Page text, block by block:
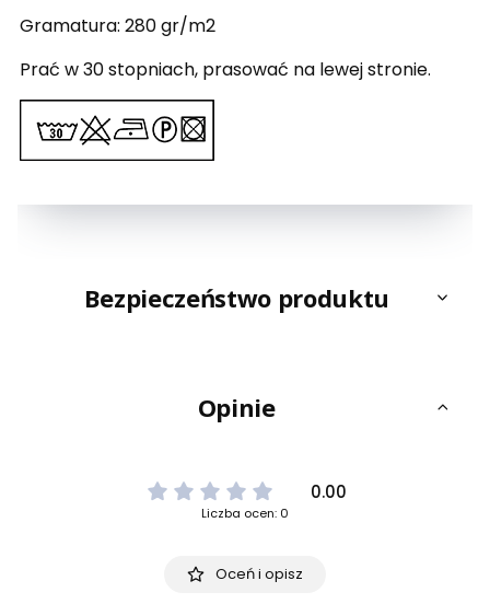
Gramatura: 280 gr/m2
Prać w 30 stopniach, prasować na lewej stronie.
Bezpieczeństwo produktu
Opinie
0.00
Liczba ocen: 0
Oceń i opisz